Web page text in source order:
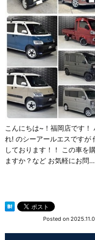
こんにちは~！福岡店です！
れ! のシーアールエスです
しております！！ この車を
ますか？など お気軽にお問…
Posted on